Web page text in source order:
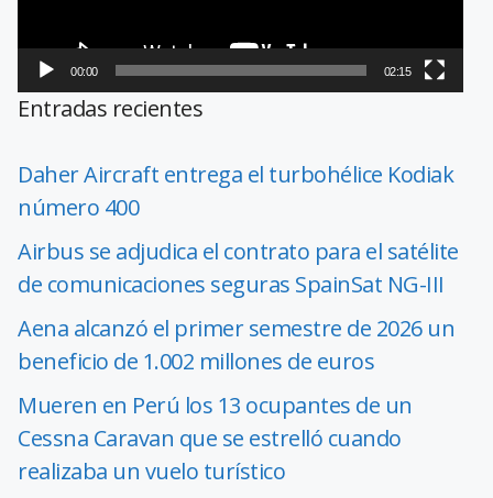
00:00 02:15
Entradas recientes
Daher Aircraft entrega el turbohélice Kodiak
número 400
Airbus se adjudica el contrato para el satélite
de comunicaciones seguras SpainSat NG-III
Aena alcanzó el primer semestre de 2026 un
beneficio de 1.002 millones de euros
Mueren en Perú los 13 ocupantes de un
Cessna Caravan que se estrelló cuando
realizaba un vuelo turístico